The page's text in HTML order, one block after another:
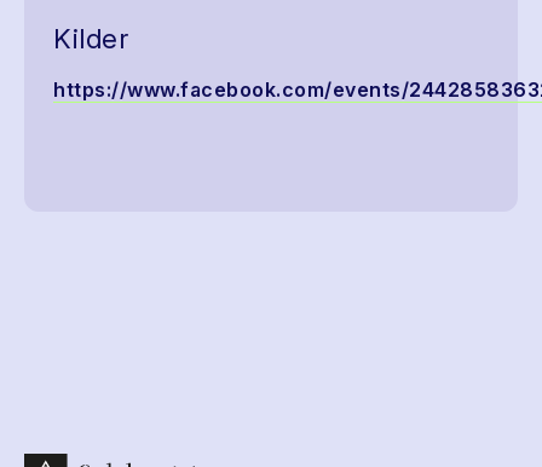
Kilder
https://www.facebook.com/events/